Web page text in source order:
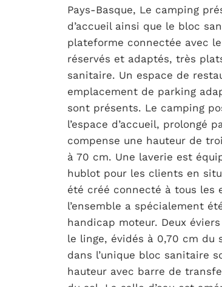
Pays-Basque, Le camping
d’accueil ainsi que le bloc
plateforme connectée avec
réservés et adaptés, très
sanitaire. Un espace de
emplacement de parking
sont présents. Le camping
l’espace d’accueil, prolongé
compense une hauteur de
à 70 cm. Une laverie est
hublot pour les clients en
été créé connecté à tous les
l’ensemble a spécialement
handicap moteur. Deux
le linge, évidés à 0,70 cm du
dans l’unique bloc sanitaire
hauteur avec barre de